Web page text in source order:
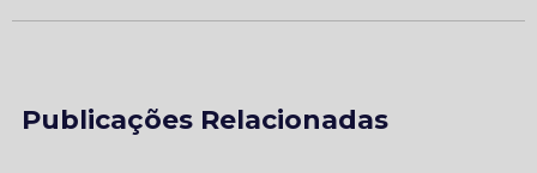
Publicações Relacionadas